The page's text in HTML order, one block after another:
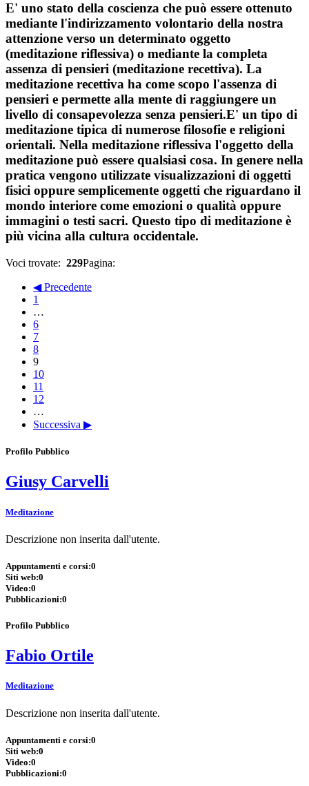
E' uno stato della coscienza che può essere ottenuto
mediante l'indirizzamento volontario della nostra
attenzione verso un determinato oggetto
(meditazione riflessiva) o mediante la completa
assenza di pensieri (meditazione recettiva). La
meditazione recettiva ha come scopo l'assenza di
pensieri e permette alla mente di raggiungere un
livello di consapevolezza senza pensieri.E' un tipo di
meditazione tipica di numerose filosofie e religioni
orientali. Nella meditazione riflessiva l'oggetto della
meditazione può essere qualsiasi cosa. In genere nella
pratica vengono utilizzate visualizzazioni di oggetti
fisici oppure semplicemente oggetti che riguardano il
mondo interiore come emozioni o qualità oppure
immagini o testi sacri. Questo tipo di meditazione è
più vicina alla cultura occidentale.
Voci trovate: 229Pagina:
◀ Precedente
1
…
6
7
8
9
10
11
12
…
Successiva ▶
Profilo Pubblico
Giusy Carvelli
Meditazione
Descrizione non inserita dall'utente.
Appuntamenti e corsi:0
Siti web:0
Video:0
Pubblicazioni:0
Profilo Pubblico
Fabio Ortile
Meditazione
Descrizione non inserita dall'utente.
Appuntamenti e corsi:0
Siti web:0
Video:0
Pubblicazioni:0